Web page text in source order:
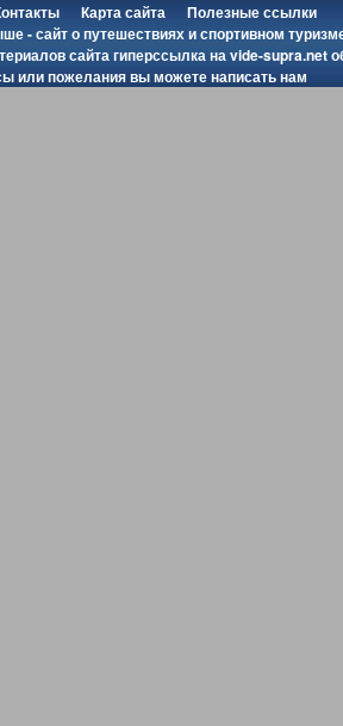
Карта сайта
Полезные ссылки
- сайт о путешествиях и спортивном
сайта гиперссылка наvide-supra.net
или пожелания вы можетенаписать нам